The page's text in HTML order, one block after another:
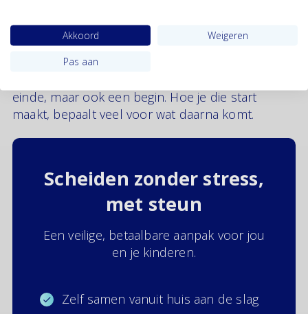
kunt? Lees dan hier verder in ons artikel over
Co-ouderschap en omgangsregeling
einde, maar ook een begin. Hoe je die start
maakt, bepaalt veel voor wat daarna komt.
Scheiden zonder stress,
met steun
Een veilige, betaalbare aanpak voor jou
en je kinderen.
Zelf samen vanuit huis aan de slag
Akkoord
Weigeren
Pas aan